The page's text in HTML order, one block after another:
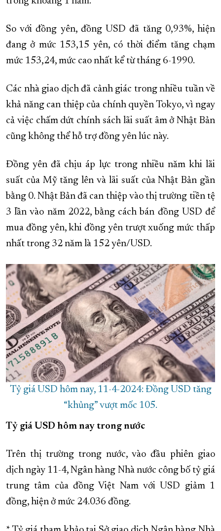
So với đồng yên, đồng USD đã tăng 0,93%, hiện
đang ở mức 153,15 yên, có thời điểm tăng chạm
mức 153,24, mức cao nhất kể từ tháng 6-1990.
Các nhà giao dịch đã cảnh giác trong nhiều tuần về
khả năng can thiệp của chính quyền Tokyo, vì ngay
cả việc chấm dứt chính sách lãi suất âm ở Nhật Bản
cũng không thể hỗ trợ đồng yên lúc này.
Đồng yên đã chịu áp lực trong nhiều năm khi lãi
suất của Mỹ tăng lên và lãi suất của Nhật Bản gần
bằng 0. Nhật Bản đã can thiệp vào thị trường tiền tệ
3 lần vào năm 2022, bằng cách bán đồng USD để
mua đồng yên, khi đồng yên trượt xuống mức thấp
nhất trong 32 năm là 152 yên/USD.
Tỷ giá USD hôm nay, 11-4-2024: Đồng USD tăng
“khủng” vượt mốc 105.
Tỷ giá USD hôm nay trong nước
Trên thị trường trong nước, vào đầu phiên giao
dịch ngày 11-4, Ngân hàng Nhà nước công bố tỷ giá
trung tâm của đồng Việt Nam với USD giảm 1
đồng, hiện ở mức 24.036 đồng.